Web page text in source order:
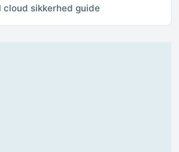
cloud sikkerhed guide